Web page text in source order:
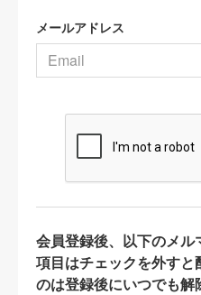
メールアドレス
会員登録後、以下のメ
項目はチェックを外す
のは登録後にいつでも解